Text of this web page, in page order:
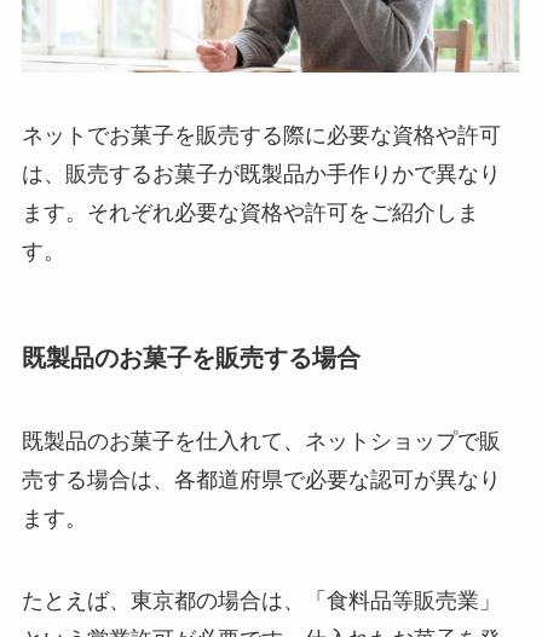
ネットでお菓子を販売する際に必要な資格や許可
は、販売するお菓子が既製品か手作りかで異なり
ます。それぞれ必要な資格や許可をご紹介しま
す。
既製品のお菓子を販売する場合
既製品のお菓子を仕入れて、ネットショップで販
売する場合は、各都道府県で必要な認可が異なり
ます。
たとえば、東京都の場合は、「食料品等販売業」